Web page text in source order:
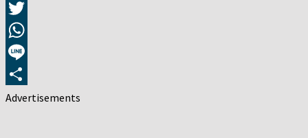
Facebook
Twitter
WhatsApp
Line
Share
Advertisements